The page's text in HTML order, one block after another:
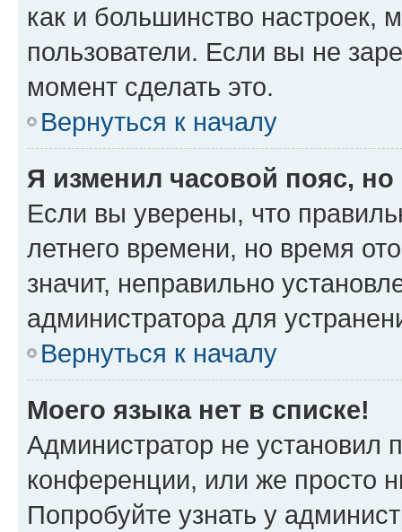
как и большинство настроек,
пользователи. Если вы не
момент сделать это.
Вернуться к началу
Я изменил часовой пояс,
Если вы уверены, что
летнего времени, но время
значит, неправильно
администратора для
Вернуться к началу
Моего языка нет в списке!
Администратор не установил
конференции, или же просто
Попробуйте узнать у